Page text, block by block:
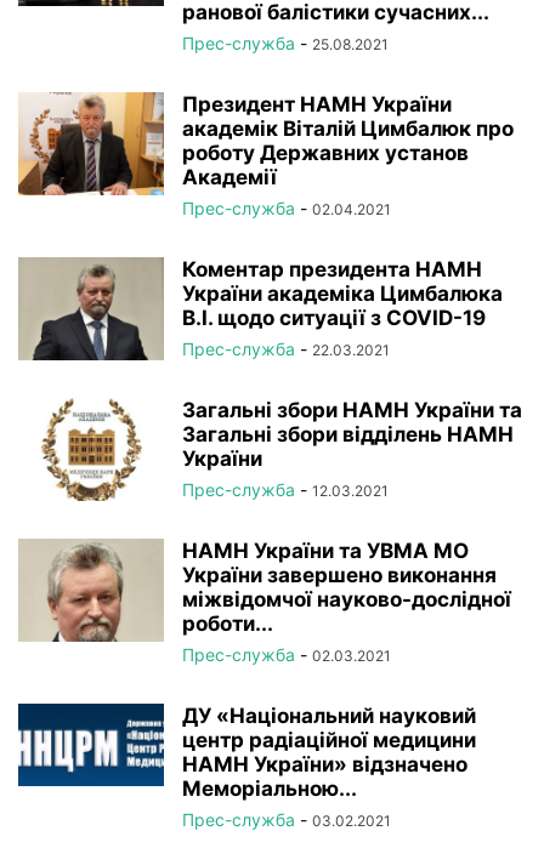
ранової балістики сучасних...
Прес-служба - 25.08.2021
Президент НАМН України
академік Віталій Цимбалюк про
роботу Державних установ
Академії
Прес-служба - 02.04.2021
Коментар президента НАМН
України академіка Цимбалюка
В.І. щодо ситуації з COVID-19
Прес-служба - 22.03.2021
Загальні збори НАМН України та
Загальні збори відділень НАМН
України
Прес-служба - 12.03.2021
НАМН України та УВМА МО
України завершено виконання
міжвідомчої науково-дослідної
роботи...
Прес-служба - 02.03.2021
ДУ «Національний науковий
центр радіаційної медицини
НАМН України» відзначено
Меморіальною...
Прес-служба - 03.02.2021